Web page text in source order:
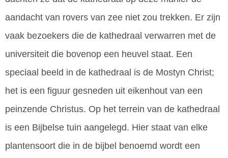
aandacht van rovers van zee niet zou trekken. Er zijn
vaak bezoekers die de kathedraal verwarren met de
universiteit die bovenop een heuvel staat. Een
speciaal beeld in de kathedraal is de Mostyn Christ;
het is een figuur gesneden uit eikenhout van een
peinzende Christus. Op het terrein van de kathedraal
is een Bijbelse tuin aangelegd. Hier staat van elke
plantensoort die in de bijbel benoemd wordt een